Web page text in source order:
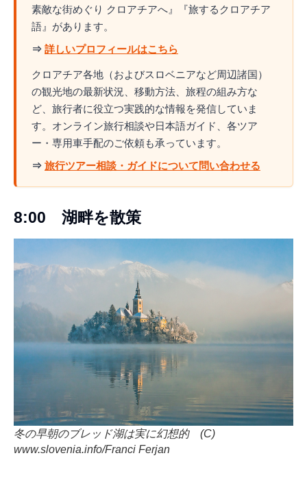
素敵な街めぐり クロアチアへ』『旅するクロアチア
語』があります。
⇒ 詳しいプロフィールはこちら
クロアチア各地（およびスロベニアなど周辺諸国）
の観光地の最新状況、移動方法、旅程の組み方な
ど、旅行者に役立つ実践的な情報を発信していま
す。オンライン旅行相談や日本語ガイド、各ツア
ー・専用車手配のご依頼も承っています。
⇒ 旅行ツアー相談・ガイドについて問い合わせる
8:00 湖畔を散策
冬の早朝のブレッド湖は実に幻想的 (C)
www.slovenia.info/Franci Ferjan